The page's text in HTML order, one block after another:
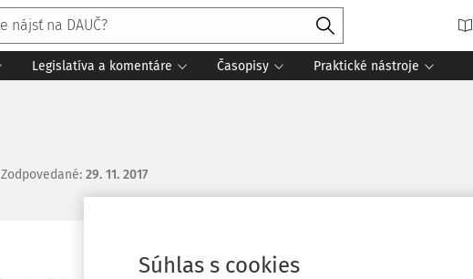
Legislatíva a komentáre Časopisy Praktické nástroje
Zodpovedané: 29. 11. 2017
Súhlas s cookies